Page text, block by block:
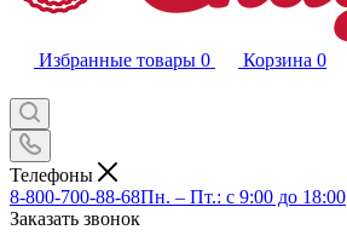
Избранные товары 0 Корзина 0
Телефоны
8-800-700-88-68Пн. – Пт.: с 9:00 до 18:00
Заказать звонок